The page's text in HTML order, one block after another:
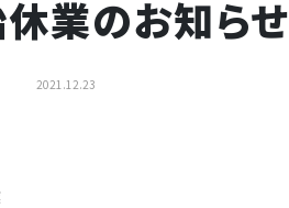
業のお知らせ
2021.12.23